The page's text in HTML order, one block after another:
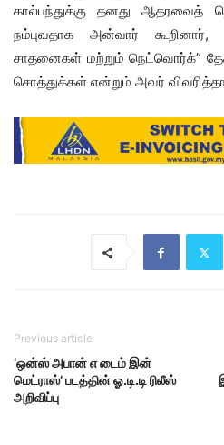
கால்பந்துக்கு தனது ஆதரவைத்
நம்புவதாக அன்வார்
சாதனைகள் மற்றும் நெட்வொர்க்”
சொத்துக்கள் என்றும் அவர்
Previous article
‘ஒன்ஸ் அபான் எ டைம் இன்
மெட்ராஸ்’ படத்தின் ஓ.டி.டி ரிலீஸ்
அறிவிப்பு